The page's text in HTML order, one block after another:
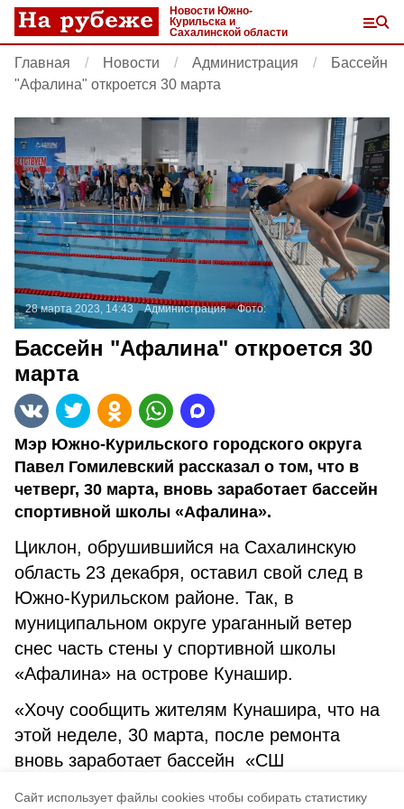
Cайт использует файлы cookies чтобы собирать статистику
Новости Южно-
Курильска и
Сахалинской области
Главная Новости Администрация
Бассейн
"Афалина" откроется 30 марта
28 марта 2023, 14:43 Администрация Фото:
Бассейн "Афалина" откроется 30
марта
Мэр Южно-Курильского городского округа
Павел Гомилевский рассказал о том, что в
четверг, 30 марта, вновь заработает бассейн
спортивной школы «Афалина».
Циклон, обрушившийся на Сахалинскую
область 23 декабря, оставил свой след в
Южно-Курильском районе. Так, в
муниципальном округе ураганный ветер
снес часть стены у спортивной школы
«Афалина» на острове Кунашир.
«Хочу сообщить жителям Кунашира, что на
этой неделе, 30 марта, после ремонта
вновь заработает бассейн «СШ